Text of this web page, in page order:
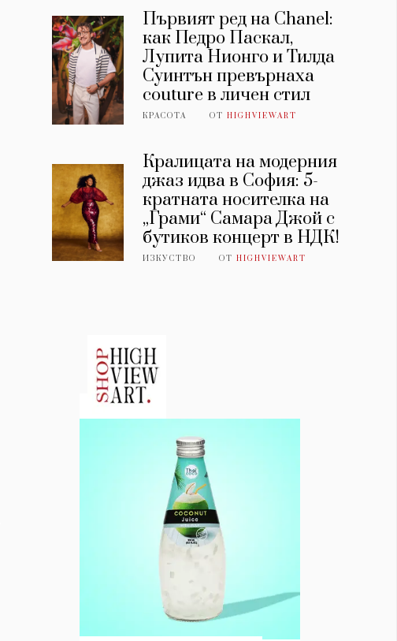
Първият ред на Chanel:
как Педро Паскал,
Лупита Нионго и Тилда
Суинтън превърнаха
couture в личен стил
КРАСОТА ОТHIGHVIEWART
Кралицата на модерния
джаз идва в София: 5-
кратната носителка на
„Грами“ Самара Джой с
бутиков концерт в НДК!
ИЗКУСТВО ОТHIGHVIEWART